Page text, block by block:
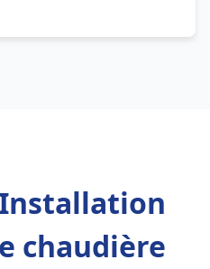
chaudière